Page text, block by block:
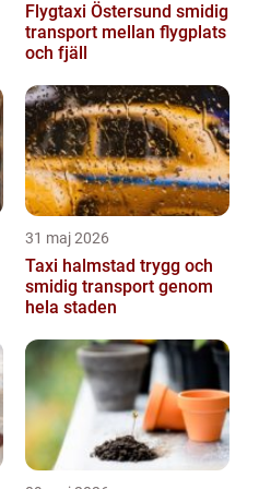
Flygtaxi Östersund smidig
transport mellan flygplats
och fjäll
31 maj 2026
Taxi halmstad trygg och
smidig transport genom
hela staden